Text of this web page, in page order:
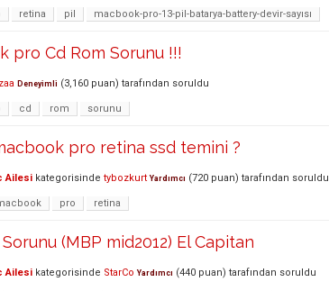
retina pil macbook-pro-13-pil-batarya-battery-devir-sayısı
pro Cd Rom Sorunu !!!
Deneyimli (3,160 puan) tarafından soruldu
cd rom sorunu
pro retina ssd temini ?
Ailesi kategorisinde tybozkurt Yardımcı (720 puan) tarafından soruldu
pro retina
(MBP mid2012) El Capitan
Ailesi kategorisinde StarCo Yardımcı (440 puan) tarafından soruldu